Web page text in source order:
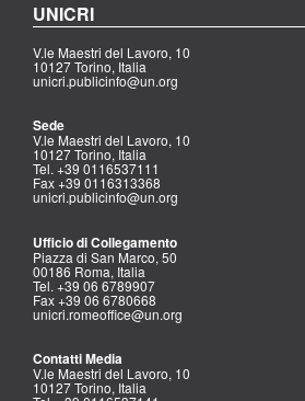
UNICRI
V.le Maestri del Lavoro, 10
10127 Torino, Italia
unicri.publicinfo@un.org
Sede
V.le Maestri del Lavoro, 10
10127 Torino, Italia
Tel. +39 0116537111
Fax +39 0116313368
unicri.publicinfo@un.org
Ufficio di Collegamento
Piazza di San Marco, 50
00186 Roma, Italia
Tel. +39 06 6789907
Fax +39 06 6780668
unicri.romeoffice@un.org
Contatti Media
V.le Maestri del Lavoro, 10
10127 Torino, Italia